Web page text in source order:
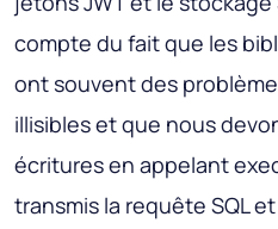
compte du fait que les
ont souvent des
illisibles et que nous
écritures en appelant
transmis la requête SQL